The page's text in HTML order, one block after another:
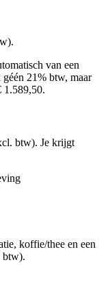
van een
21% btw, maar
1.589,50.
btw). Je krijgt
koffie/thee en een
btw).